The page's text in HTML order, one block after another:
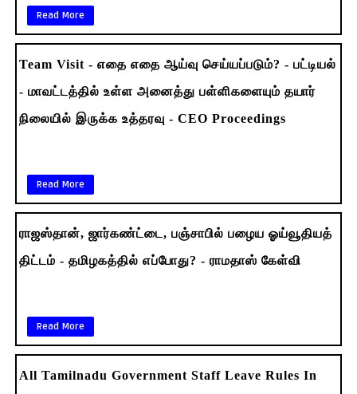
Read More
Team Visit - எதை எதை ஆய்வு செய்யப்படும்? - பட்டியல்
- மாவட்டத்தில் உள்ள அனைத்து பள்ளிகளையும் தயார்
நிலையில் இருக்க உத்தரவு - CEO Proceedings
Read More
ராஜஸ்தான், ஜார்கண்ட்டை, பஞ்சாபில் பழைய ஓய்வூதியத்
திட்டம் - தமிழகத்தில் எப்போது? - ராமதாஸ் கேள்வி
Read More
All Tamilnadu Government Staff Leave Rules In